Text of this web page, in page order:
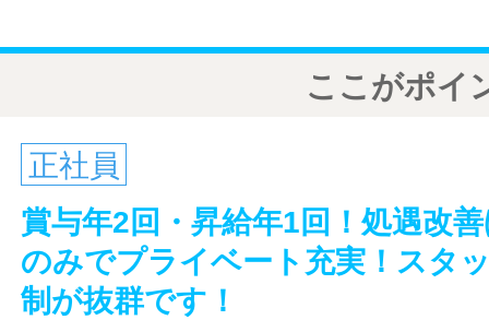
ここがポイ
正社員
賞与年2回・昇給年1回！処遇改
のみでプライベート充実！スタ
制が抜群です！